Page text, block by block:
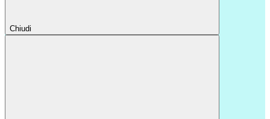
Chiudi